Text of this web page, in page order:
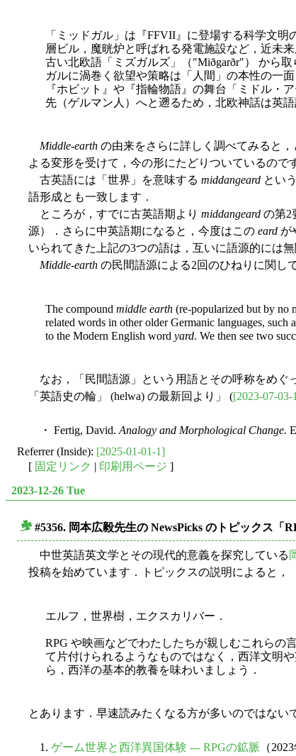
「ミッドガル」は『FFVII』に登場する科学文
層ビル，魔晄炉と呼ばれる発電施設など，近未
古い北欧語「ミズガルズ」（"Miðgarðr"） から
ガルに渦巻く欲望や策略は「人間」の本性の一
『ホビット』や『指輪物語』の舞台「ミドル・
先（ゲルマン人）へと遡るため，北欧神話は英
Middle-earth の由来をさらに詳しく調べてみると
よる変形を受けて，今の形にたどりついているので
古英語には「世界」を意味する middangeard とい
語形成とも一致します．
ところが，すでに古英語期より middangeard の第2
源）．さらに中英語期になると，今度はこの eard が
いられてきた上記の3つの語は，互いに語源的には無
Middle-earth の民間語源による2回のひねりに関し
The compound middle earth (re-popularized but by no
related words in other older Germanic languages, such
to the Modern English word yard. We then see two
なお，「民間語源」という用語とその呼称をめぐ
「英語史の輪」 (helwa) の最新回より」 ([2023-07-03-
・ Fertig, David. Analogy and Morphological Change.
Referrer (Inside): [2025-01-01-1]
[ 固定リンク | 印刷用ページ ]
2023-12-26 Tue
#5356. 岡本広毅先生の NewsPicks のトピックス「
中世英語英文学とその現代的意義を探究している
投稿を始めています．トピックスの説明によると，
エルフ，世界樹，エクスカリバー．
RPG や映画などでわたしたちが親しむこれらの
て片付けられるようなものではなく，西洋文明
ら，西洋の基本的教養を味わいましょう．
とあります．早速読みたくなる方が多いのではな
1. ゲーム世界と西洋異国体験 --- RPGの鉱脈 （